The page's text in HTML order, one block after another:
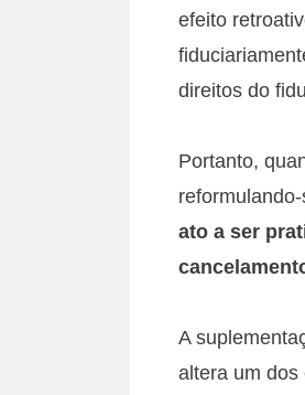
efeito
direitos do
Portanto,
ato a ser
A
altera um dos